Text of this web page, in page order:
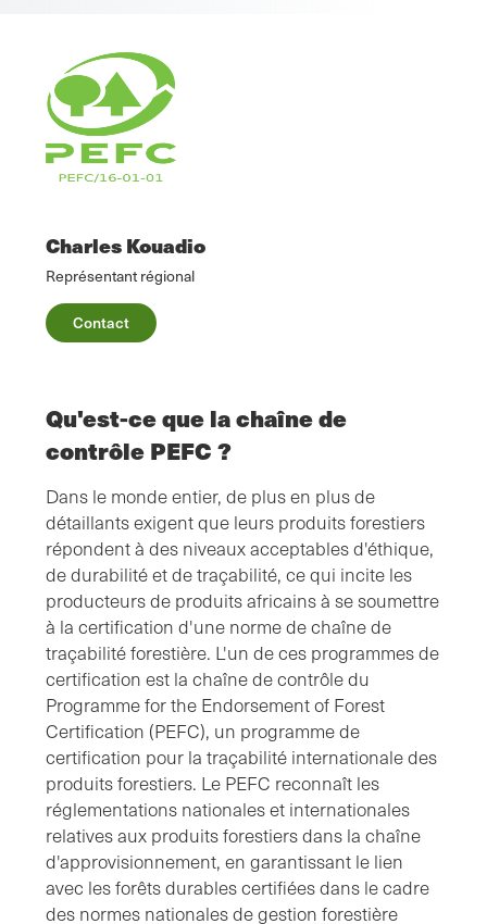
Charles Kouadio
Représentant régional
Contact
Qu'est-ce que la chaîne de
contrôle PEFC ?
Dans le monde entier, de plus en plus de
détaillants exigent que leurs produits forestiers
répondent à des niveaux acceptables d'éthique,
de durabilité et de traçabilité, ce qui incite les
producteurs de produits africains à se soumettre
à la certification d'une norme de chaîne de
traçabilité forestière. L'un de ces programmes de
certification est la chaîne de contrôle du
Programme for the Endorsement of Forest
Certification (PEFC), un programme de
certification pour la traçabilité internationale des
produits forestiers. Le PEFC reconnaît les
réglementations nationales et internationales
relatives aux produits forestiers dans la chaîne
d'approvisionnement, en garantissant le lien
avec les forêts durables certifiées dans le cadre
des normes nationales de gestion forestière